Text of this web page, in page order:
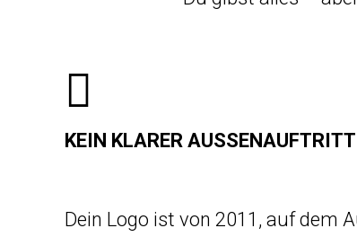
KEIN KLARER AUSSENAUFTRITT
Dein Logo ist von 2011, auf dem